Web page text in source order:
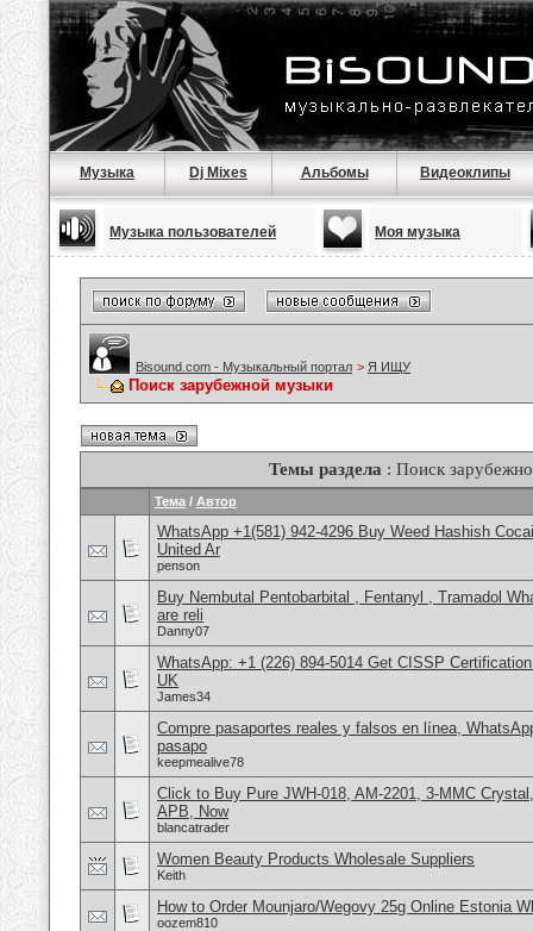
Музыка Dj Mixes Альбомы Видеоклипы
Музыка пользователей Моя музыка
Bisound.com - Музыкальный портал > Я ИЩУ
Поиск зарубежной музыки
Темы раздела : Поиск
Тема / Автор
WhatsApp +1(581) 942-4296 Buy Weed Hashish
United Ar
penson
Buy Nembutal Pentobarbital , Fentanyl , Tramadol
are reli
Danny07
WhatsApp: +1 (226) 894-5014​ Get CISSP
UK
James34
Compre pasaportes reales y falsos en línea,
pasapo
keepmealive78
Click to Buy Pure JWH-018, AM-2201, 3-MMC
APB, Now
blancatrader
Women Beauty Products Wholesale Suppliers
Keith
How to Order Mounjaro/Wegovy 25g Online Estonia
oozem810